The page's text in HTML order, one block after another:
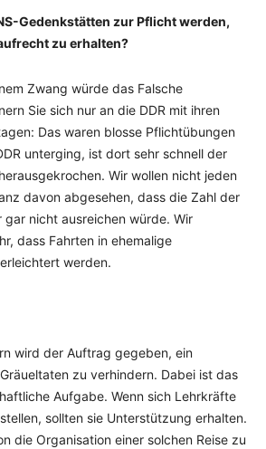
Gedenkstätten zur Pflicht werden,
zu erhalten?
Zwang würde das Falsche
Sie sich nur an die DDR mit ihren
Das waren blosse Pflichtübungen
unterging, ist dort sehr schnell der
Wir wollen nicht jeden
davon abgesehen, dass die Zahl der
nicht ausreichen würde. Wir
dass Fahrten in ehemalige
werden.
wird der Auftrag gegeben, ein
zu verhindern. Dabei ist das
Aufgabe. Wenn sich Lehrkräfte
sollten sie Unterstützung erhalten.
die Organisation einer solchen Reise zu